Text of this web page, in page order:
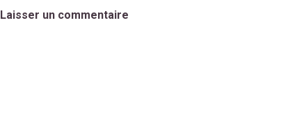
Laisser un commentaire